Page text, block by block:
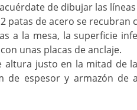
de dibujar las
patas de acero se
a la mesa, la superficie
unas placas de anclaje.
altura justo en la mitad de
de espesor y armazón